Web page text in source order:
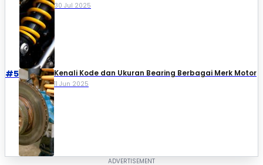
30 Jul 2025
#5 Kenali Kode dan Ukuran Bearing Berbagai Merk Motor
11 Jun 2025